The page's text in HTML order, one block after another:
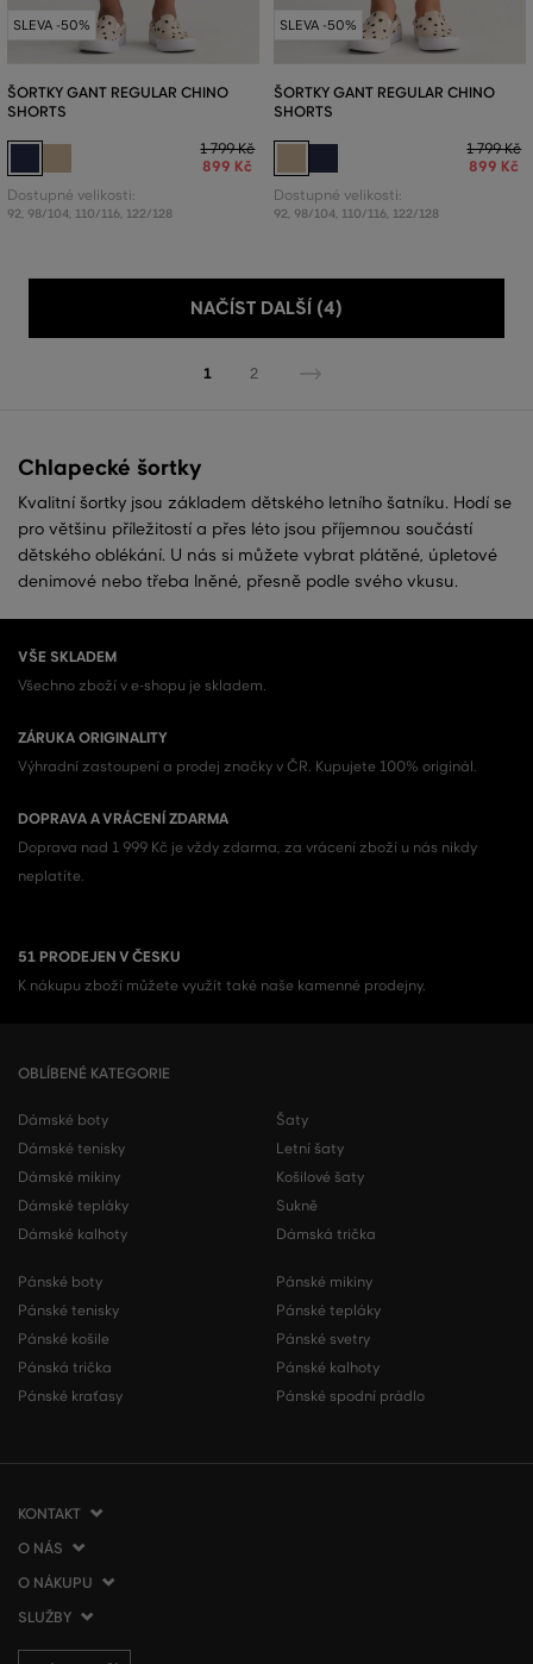
SLEVA -50%
ŠORTKY GANT REGULAR CHINO
SHORTS
1 799 Kč
899 Kč
Dostupné velikosti:
92, 98/104, 110/116, 122/128
SLEVA -50%
ŠORTKY GANT REGULAR CHINO
SHORTS
1 799 Kč
899 Kč
Dostupné velikosti:
92, 98/104, 110/116, 122/128
NAČÍST DALŠÍ (4)
1 2
Chlapecké šortky
Kvalitní šortky jsou základem dětského letního šatníku. Hodí se
pro většinu příležitostí a přes léto jsou příjemnou součástí
dětského oblékání. U nás si můžete vybrat plátěné, úpletové
denimové nebo třeba lněné, přesně podle svého vkusu.
VŠE SKLADEM
Všechno zboží v e-shopu je skladem.
ZÁRUKA ORIGINALITY
Výhradní zastoupení a prodej značky v ČR. Kupujete 100% originál.
DOPRAVA A VRÁCENÍ ZDARMA
Doprava nad 1 999 Kč je vždy zdarma, za vrácení zboží u nás nikdy
neplatíte.
51 PRODEJEN V ČESKU
K nákupu zboží můžete využít také naše kamenné prodejny.
OBLÍBENÉ KATEGORIE
Dámské boty
Dámské tenisky
Dámské mikiny
Dámské tepláky
Dámské kalhoty
Šaty
Letní šaty
Košilové šaty
Sukně
Dámská trička
Pánské boty
Pánské tenisky
Pánské košile
Pánská trička
Pánské kraťasy
Pánské mikiny
Pánské tepláky
Pánské svetry
Pánské kalhoty
Pánské spodní prádlo
KONTAKT
VERMONT Services Slovakia s. r. o.
Vlčie hrdlo 53
O NÁS
O společnosti
Kontakt
O NÁKUPU
Jak nakupovat
SLUŽBY
Doprava a platba